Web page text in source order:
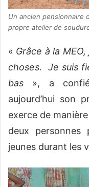
Un ancien pensionnaire
propre atelier de
« Grâce à la
choses. Je suis
bas », a confié
aujourd’hui son
exerce de
deux personnes
jeunes durant les